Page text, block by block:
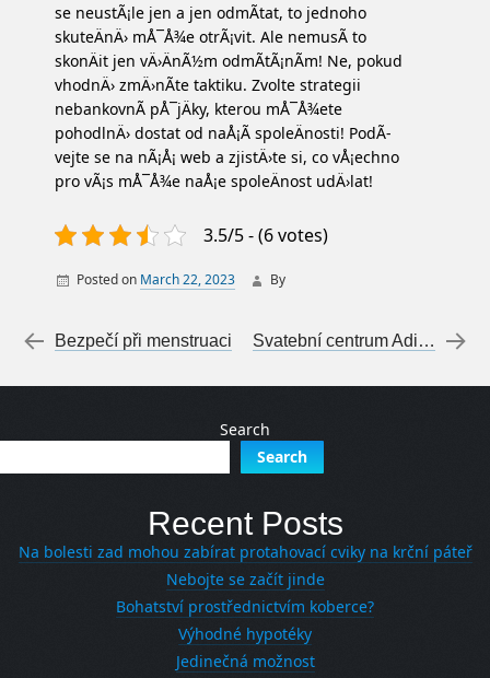
se neustÃ¡le jen a jen odmÃ­tat, to jednoho
skuteÄnÄ› mÅ¯Å¾e otrÃ¡vit. Ale nemusÃ­ to
skonÄit jen vÄ›ÄnÃ½m odmÃ­tÃ¡nÃ­m! Ne, pokud
vhodnÄ› zmÄ›nÃ­te taktiku. Zvolte strategii
nebankovnÃ­ pÅ¯jÄky, kterou mÅ¯Å¾ete
pohodlnÄ› dostat od naÅ¡Ã­ spoleÄnosti! PodÃ­
vejte se na nÃ¡Å¡ web a zjistÄ›te si, co vÅ¡echno
pro vÃ¡s mÅ¯Å¾e naÅ¡e spoleÄnost udÄ›lat!
3.5/5 - (6 votes)
Posted on March 22, 2023 By
Post navigation
←
Bezpečí při menstruaci Svatební centrum Adina s nabídkou svatebních i společenských šatů je tu!
Search
Search
Recent Posts
Na bolesti zad mohou zabírat protahovací cviky na krční páteř
Nebojte se začít jinde
Bohatství prostřednictvím koberce?
Výhodné hypotéky
Jedinečná možnost